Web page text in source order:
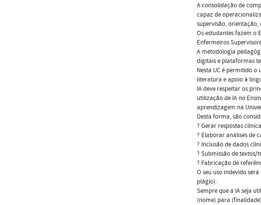
A consolidação de
capaz de
supervisão, orientação,
Os estudantes fazem o
Enfermeiros
A metodologia
digitais e plataformas
Nesta UC é permitido
literatura e apoio à
IA deve respeitar os
utilização de IA no
aprendizagem na
Desta forma, são
? Gerar respostas
? Elaborar análises de
? Inclusão de dados
? Submissão de
? Fabricação de
O seu uso indevido
plágio).
Sempre que a IA seja
(nome) para